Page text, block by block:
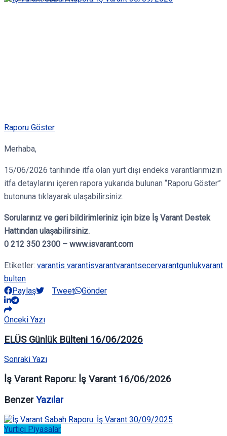
Raporu Göster
Merhaba,
15/06/2026 tarihinde itfa olan yurt dışı endeks varantlarımızın
itfa detaylarını içeren rapora yukarıda bulunan “Raporu Göster”
butonuna tıklayarak ulaşabilirsiniz.
Sorularınız ve geri bildirimleriniz için bize İş Varant Destek
Hattından ulaşabilirsiniz.
0 212 350 2300 – www.isvarant.com
Etiketler: varantis varantisvarantvarantsecervarantgunlukvarant
bulten
Paylaş
Tweet Gönder
Önceki Yazı
ELÜS Günlük Bülteni 16/06/2026
Sonraki Yazı
İş Varant Raporu: İş Varant 16/06/2026
BenzerYazılar
Yurtiçi Piyasalar